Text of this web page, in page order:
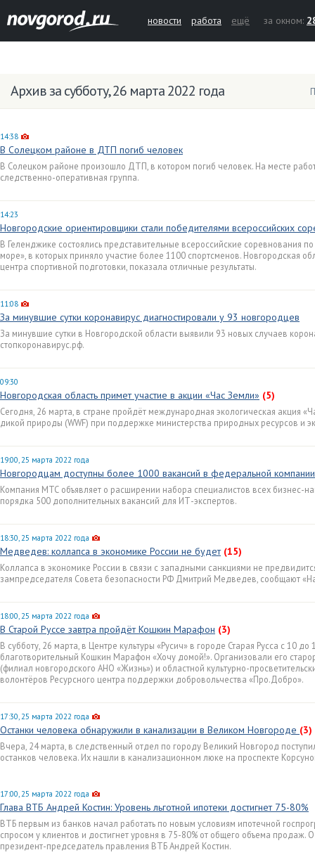
новости работа ещё за окном:
Архив за субботу, 26 марта 2022 года
14:38
В Солецком районе в ДТП погиб человек
В Солецком районе произошло ДТП, в котором погиб человек. На месте
следственно-оперативная группа.
14:23
Новгородские ориентировщики стали победителями всероссийских
В Геленджике состоялись представительные всероссийские соревнования
море», в которых приняло участие более 1100 спортсменов. Новгородская
центра спортивной подготовки, показала отличные результаты.
11:08
За минувшие сутки коронавирус диагностировали у 93 новгородцев
За минувшие сутки в Новгородской области выявили 93 новых случаев
стопкоронавирус.рф.
09:30
Новгородская область примет участие в акции «Час Земли» (5)
Сегодня, 26 марта, в стране пройдёт международная экологическая акция
дикой природы (WWF) при поддержке министерства природных ресурсов и
19:00, 25 марта 2022 года
Новгородцам доступны более 1000 вакансий в федеральной компании
Компания МТС объявляет о расширении набора специалистов всех бизнес-
порядка 500 дополнительных вакансий для ИТ-экспертов.
18:30, 25 марта 2022 года
Медведев: коллапса в экономике России не будет (15)
Коллапса в экономике России в связи с западными санкциями не
зампредседателя Совета безопасности РФ Дмитрий Медведев, сообщают
18:00, 25 марта 2022 года
В Старой Руссе завтра пройдёт Кошкин Марафон (3)
В субботу, 26 марта, в Центре культуры «Русич» в городе Старая Русса с 10
благотворительный Кошкин Марафон «Хочу домой!». Организовали его
(филиал новгородского АНО «Жизнь») и областной культурно-
волонтёров Ресурсного центра поддержки добровольчества «Про.Добро».
17:30, 25 марта 2022 года
Останки человека обнаружили в канализации в Великом Новгороде (3)
Вчера, 24 марта, в следственный отдел по городу Великий Новгород
останков человека. Их нашли в канализационном люке на проспекте
17:00, 25 марта 2022 года
Глава ВТБ Андрей Костин: Уровень льготной ипотеки достигнет 75-80%
ВТБ первым из банков начал работать по новым условиям ипотечной
спросом у клиентов и достигнет уровня в 75-80% от общего объема продаж.
президент-председатель правления ВТБ Андрей Костин.